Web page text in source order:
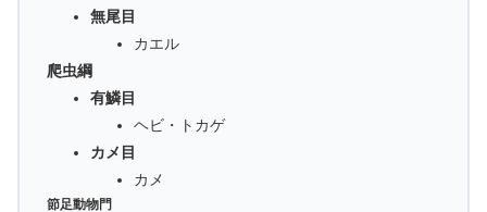
無尾目
カエル
爬虫綱
有鱗目
ヘビ・トカゲ
カメ目
カメ
節足動物門